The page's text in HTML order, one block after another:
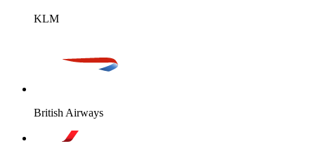
KLM
British Airways